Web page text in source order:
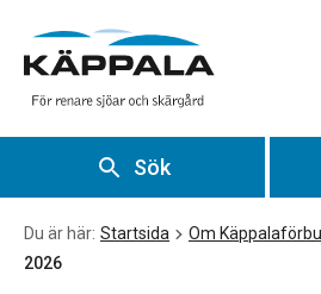
Sök
Du är här: Startsida Om
2026